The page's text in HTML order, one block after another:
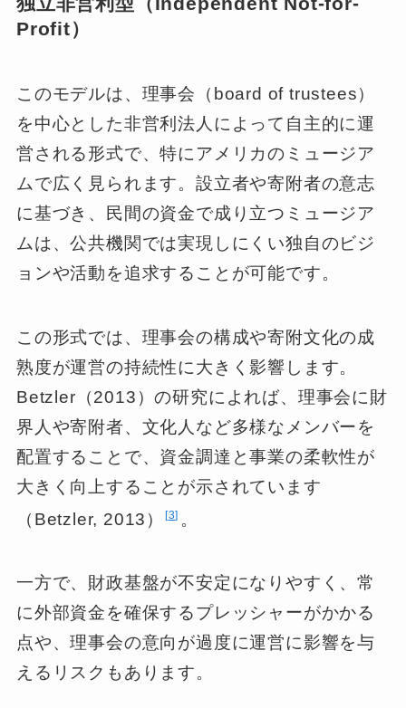
Profit）
このモデルは、理事会（board of trustees）
を中心とした非営利法人によって自主的に運
営される形式で、特にアメリカのミュージア
ムで広く見られます。設立者や寄附者の意志
に基づき、民間の資金で成り立つミュージア
ムは、公共機関では実現しにくい独自のビジ
ョンや活動を追求することが可能です。
この形式では、理事会の構成や寄附文化の成
熟度が運営の持続性に大きく影響します。
Betzler（2013）の研究によれば、理事会に財
界人や寄附者、文化人など多様なメンバーを
配置することで、資金調達と事業の柔軟性が
大きく向上することが示されています
（Betzler, 2013）
3 。
一方で、財政基盤が不安定になりやすく、常
に外部資金を確保するプレッシャーがかかる
点や、理事会の意向が過度に運営に影響を与
えるリスクもあります。